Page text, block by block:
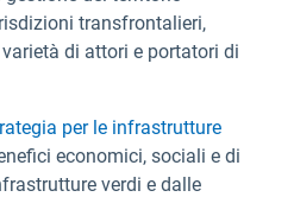
transfrontalieri,
di attori e portatori di
per le infrastrutture
economici, sociali e di
verdi e dalle